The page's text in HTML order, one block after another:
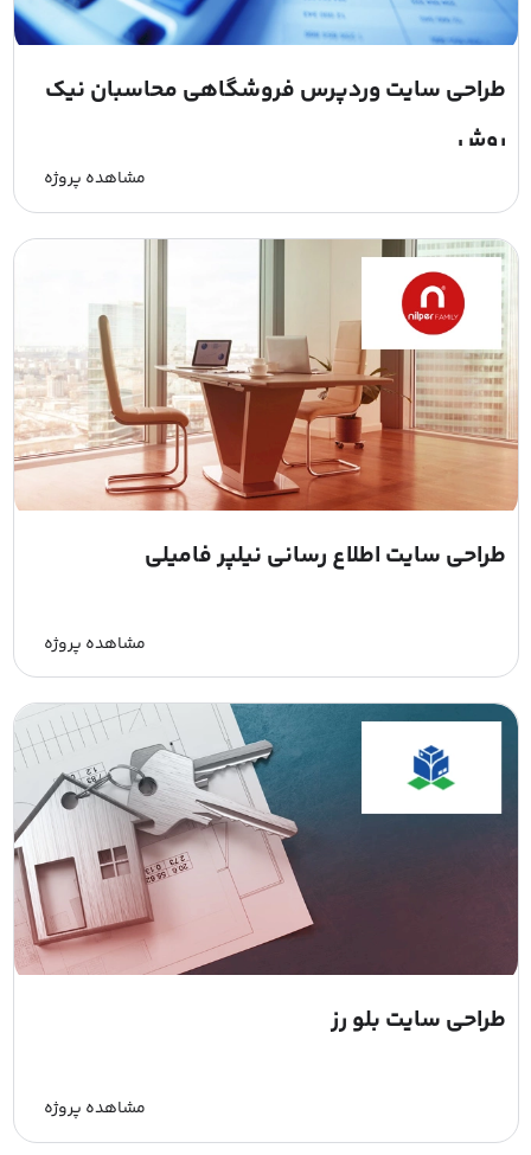
طراحی سایت وردپرس فروشگاهی محاسبان نیک
روش
مشاهده پروژه
طراحی سایت اطلاع رسانی نیلپر فامیلی
مشاهده پروژه
طراحی سایت بلو رز
مشاهده پروژه